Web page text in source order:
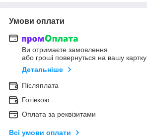
Умови оплати
Ви отримаєте замовлення
або гроші повернуться на вашу картку
Детальніше
Післяплата
Готівкою
Оплата за реквізитами
Всі умови оплати